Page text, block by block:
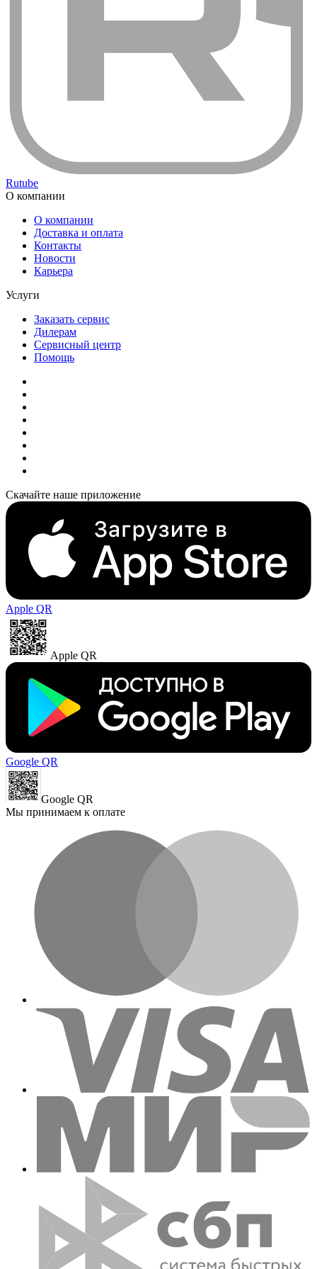
Rutube
О компании
О компании
Доставка и оплата
Контакты
Новости
Карьера
Услуги
Заказать сервис
Дилерам
Сервисный центр
Помощь
Скачайте наше приложение
Apple QR
Apple QR
Google QR
Google QR
Мы принимаем к оплате